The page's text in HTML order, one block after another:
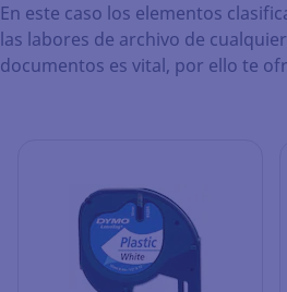
En este caso los elementos
las labores de archivo de
documentos es vital, por ello te